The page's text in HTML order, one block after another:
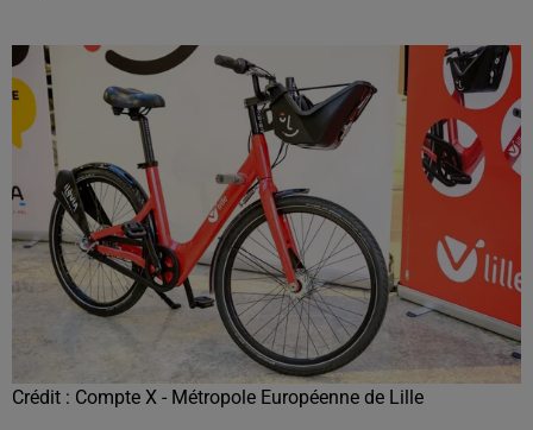
Crédit : Compte X - Métropole Européenne de Lille